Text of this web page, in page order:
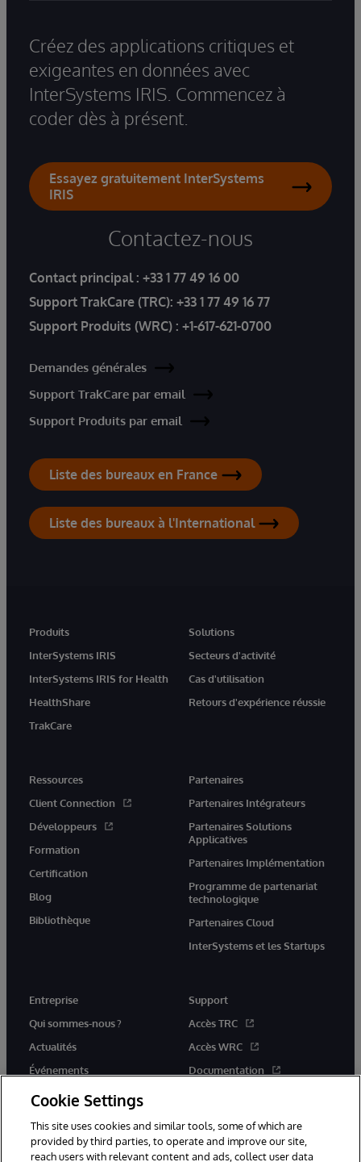
Créez des applications critiques et
exigeantes en données avec
InterSystems IRIS. Commencez à
coder dès à présent.
Essayez gratuitement InterSystems
IRIS
Contactez-nous
Contact principal : +33 1 77 49 16 00
Support TrakCare (TRC): +33 1 77 49 16 77
Support Produits (WRC) : +1-617-621-0700
Demandes générales
Support TrakCare par email
Support Produits par email
Liste des bureaux en France
Liste des bureaux à l'International
Produits
InterSystems IRIS
InterSystems IRIS for Health
HealthShare
TrakCare
Solutions
Secteurs d'activité
Cas d'utilisation
Retours d'expérience réussie
Ressources
Client Connection
Développeurs
Formation
Certification
Blog
Bibliothèque
Partenaires
Partenaires Intégrateurs
Partenaires Solutions
Applicatives
Partenaires Implémentation
Programme de partenariat
technologique
Partenaires Cloud
InterSystems et les Startups
Entreprise
Qui sommes-nous ?
Actualités
Événements
Rejoignez-nous
Support
Accès TRC
Accès WRC
Documentation
Cookie Settings
This site uses cookies and similar tools, some of which are
provided by third parties, to operate and improve our site,
reach users with relevant content and ads, collect user data